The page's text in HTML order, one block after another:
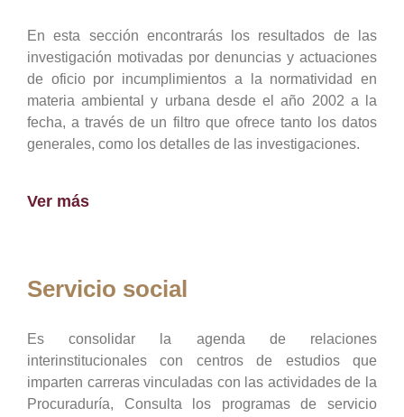
En esta sección encontrarás los resultados de las
investigación motivadas por denuncias y actuaciones
de oficio por incumplimientos a la normatividad en
materia ambiental y urbana desde el año 2002 a la
fecha, a través de un filtro que ofrece tanto los datos
generales, como los detalles de las investigaciones.
Ver más
Servicio social
Es consolidar la agenda de relaciones
interinstitucionales con centros de estudios que
imparten carreras vinculadas con las actividades de la
Procuraduría, Consulta los programas de servicio